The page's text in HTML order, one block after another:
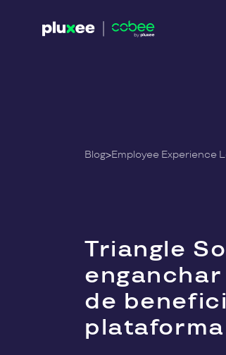
Triangle
de
Blog>Employee Experience